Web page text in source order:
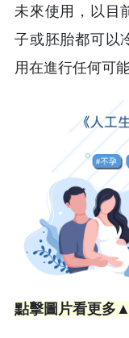
未來使用，以目
子或胚胎都可以
用在進行任何可
點擊圖片看更多▲